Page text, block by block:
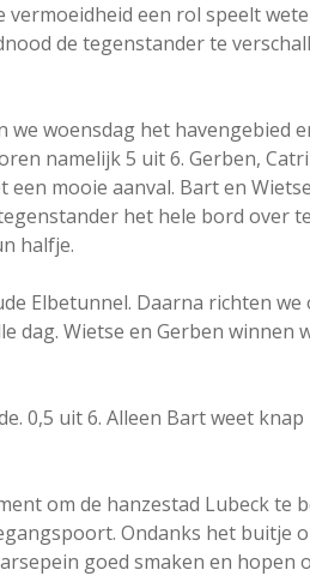
een rol speelt
de tegenstander te
woensdag het havengebied
namelijk 5 uit 6. Gerben,
mooie aanval. Bart en
het hele bord over
halfje.
Elbetunnel. Daarna richten we
dag. Wietse en Gerben winnen
0,5 uit 6. Alleen Bart weet
om de hanzestad Lubeck te
Ondanks het buitje
goed smaken en hopen